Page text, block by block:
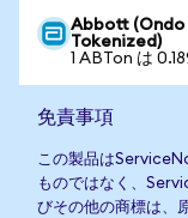
Abbott (Ondo
Tokenized)
1 ABTon は
免責事項
この製品は
ものではなく、
びその他の商標は、